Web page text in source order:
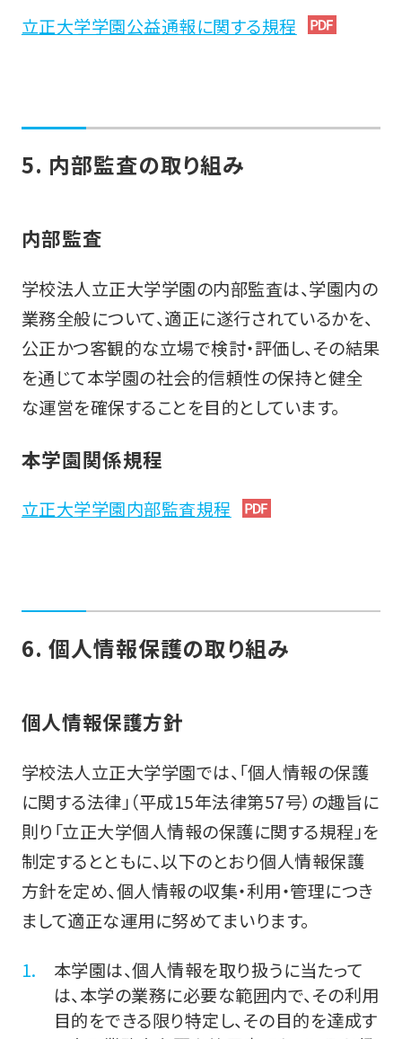
立正大学学園公益通報に関する規程
5. 内部監査の取り組み
内部監査
学校法人立正大学学園の内部監査は、学園内の
業務全般について、適正に遂行されているかを、
公正かつ客観的な立場で検討・評価し、その結果
を通じて本学園の社会的信頼性の保持と健全
な運営を確保することを目的としています。
本学園関係規程
立正大学学園内部監査規程
6. 個人情報保護の取り組み
個人情報保護方針
学校法人立正大学学園では、「個人情報の保護
に関する法律」（平成15年法律第57号）の趣旨に
則り「立正大学個人情報の保護に関する規程」を
制定するとともに、以下のとおり個人情報保護
方針を定め、個人情報の収集・利用・管理につき
まして適正な運用に努めてまいります。
本学園は、個人情報を取り扱うに当たって
は、本学の業務に必要な範囲内で、その利用
目的をできる限り特定し、その目的を達成す